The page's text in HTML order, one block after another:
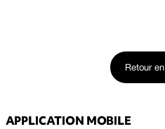
Retour
APPLICATION MOBILE